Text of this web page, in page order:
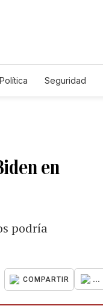
Política Seguridad
en
podría
COMPARTIR ...